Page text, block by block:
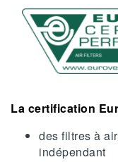
La certification
des filtres à
indépendant